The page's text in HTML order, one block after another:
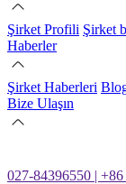
Şirket Profili Şirket
Haberler
Şirket Haberleri
Bize Ulaşın
027-84396550 |